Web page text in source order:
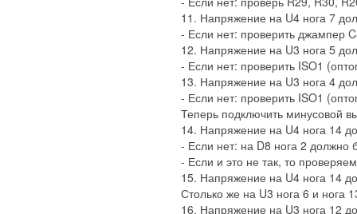
11. Напряжение на U4 нога 7
- Если нет: проверить джампер
12. Напряжение на U3 нога 5
- Если нет: проверить ISO1
13. Напряжение на U3 нога 4
- Если нет: проверить ISO1
Теперь подключить минусовой
14. Напряжение на U4 нога 14
- Если нет: на D8 нога 2
- Если и это не так, то
15. Напряжение на U4 нога 14
Столько же на U3 нога 6 и нога
16. Напряжение на U3 нога 12